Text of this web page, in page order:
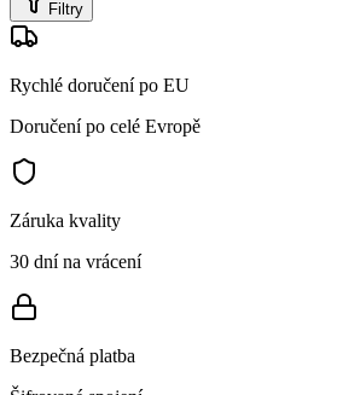
Filtry
Rychlé doručení po EU
Doručení po celé Evropě
Záruka kvality
30 dní na vrácení
Bezpečná platba